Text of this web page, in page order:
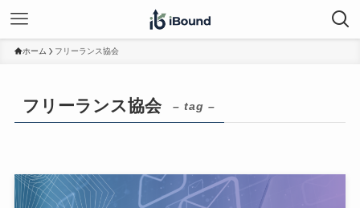
ホーム フリーランス協会
フリーランス協会 – tag –